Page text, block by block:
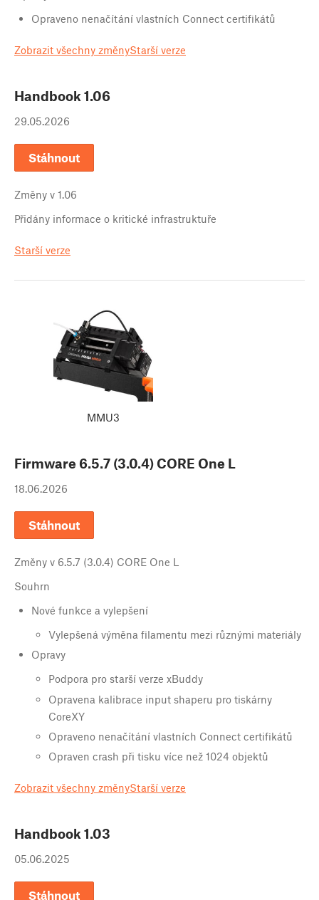
Opraveno nenačítání vlastních Connect certifikátů
Zobrazit všechny změnyStarší verze
Handbook 1.06
29.05.2026
Stáhnout
Změny v 1.06
Přidány informace o kritické infrastruktuře
Starší verze
MMU3
Firmware 6.5.7 (3.0.4) CORE One L
18.06.2026
Stáhnout
Změny v 6.5.7 (3.0.4) CORE One L
Souhrn
Nové funkce a vylepšení
Vylepšená výměna filamentu mezi různými materiály
Opravy
Podpora pro starší verze xBuddy
Opravena kalibrace input shaperu pro tiskárny
CoreXY
Opraveno nenačítání vlastních Connect certifikátů
Opraven crash při tisku více než 1024 objektů
Zobrazit všechny změnyStarší verze
Handbook 1.03
05.06.2025
Stáhnout